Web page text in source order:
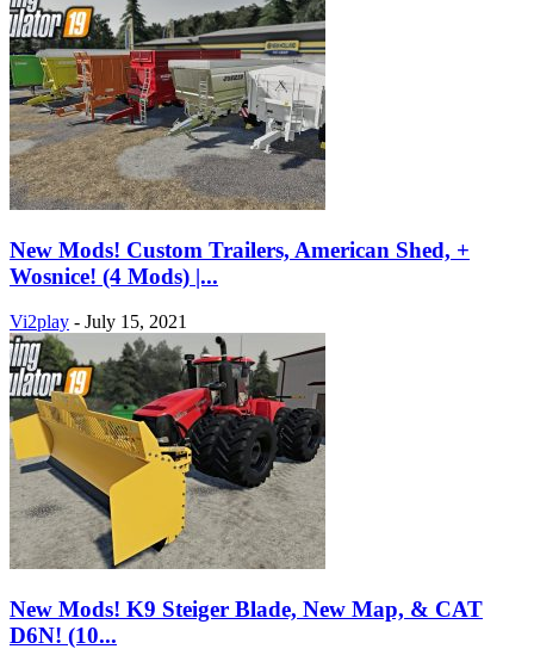
New Mods! Custom Trailers, American Shed, +
Wosnice! (4 Mods) |...
Vi2play - July 15, 2021
New Mods! K9 Steiger Blade, New Map, & CAT
D6N! (10...